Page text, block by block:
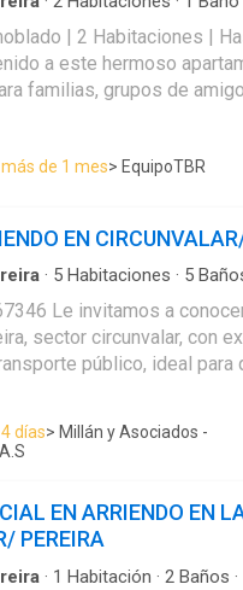
colegios,
público ¡TODO a tu
| 2 Habitaciones |
a este hermoso
familias, grupos de
cuenta con 2
con capacidad para
y equipado en su
moderno y sus amplios
y muy agradable
inmejorable:A solo 2
zona altamente central y
Arboleda y a 10 minutos
cerca.No pierdas la
de 1 mes> EquipoTBR
EN
· 5 Habitaciones · 5
Le invitamos a
sector circunvalar, con
público, ideal para
con baño, todas con
para familias grandes o
comedor amplia, cocina
ropas independiente,
días> Millán y Asociados -
EN ARRIENDO EN
PEREIRA
· 1 Habitación · 2 Baños ·